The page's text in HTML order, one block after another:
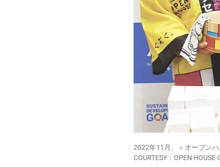
2022年11月、＜オープン
COURTESY：OPEN HOUSE